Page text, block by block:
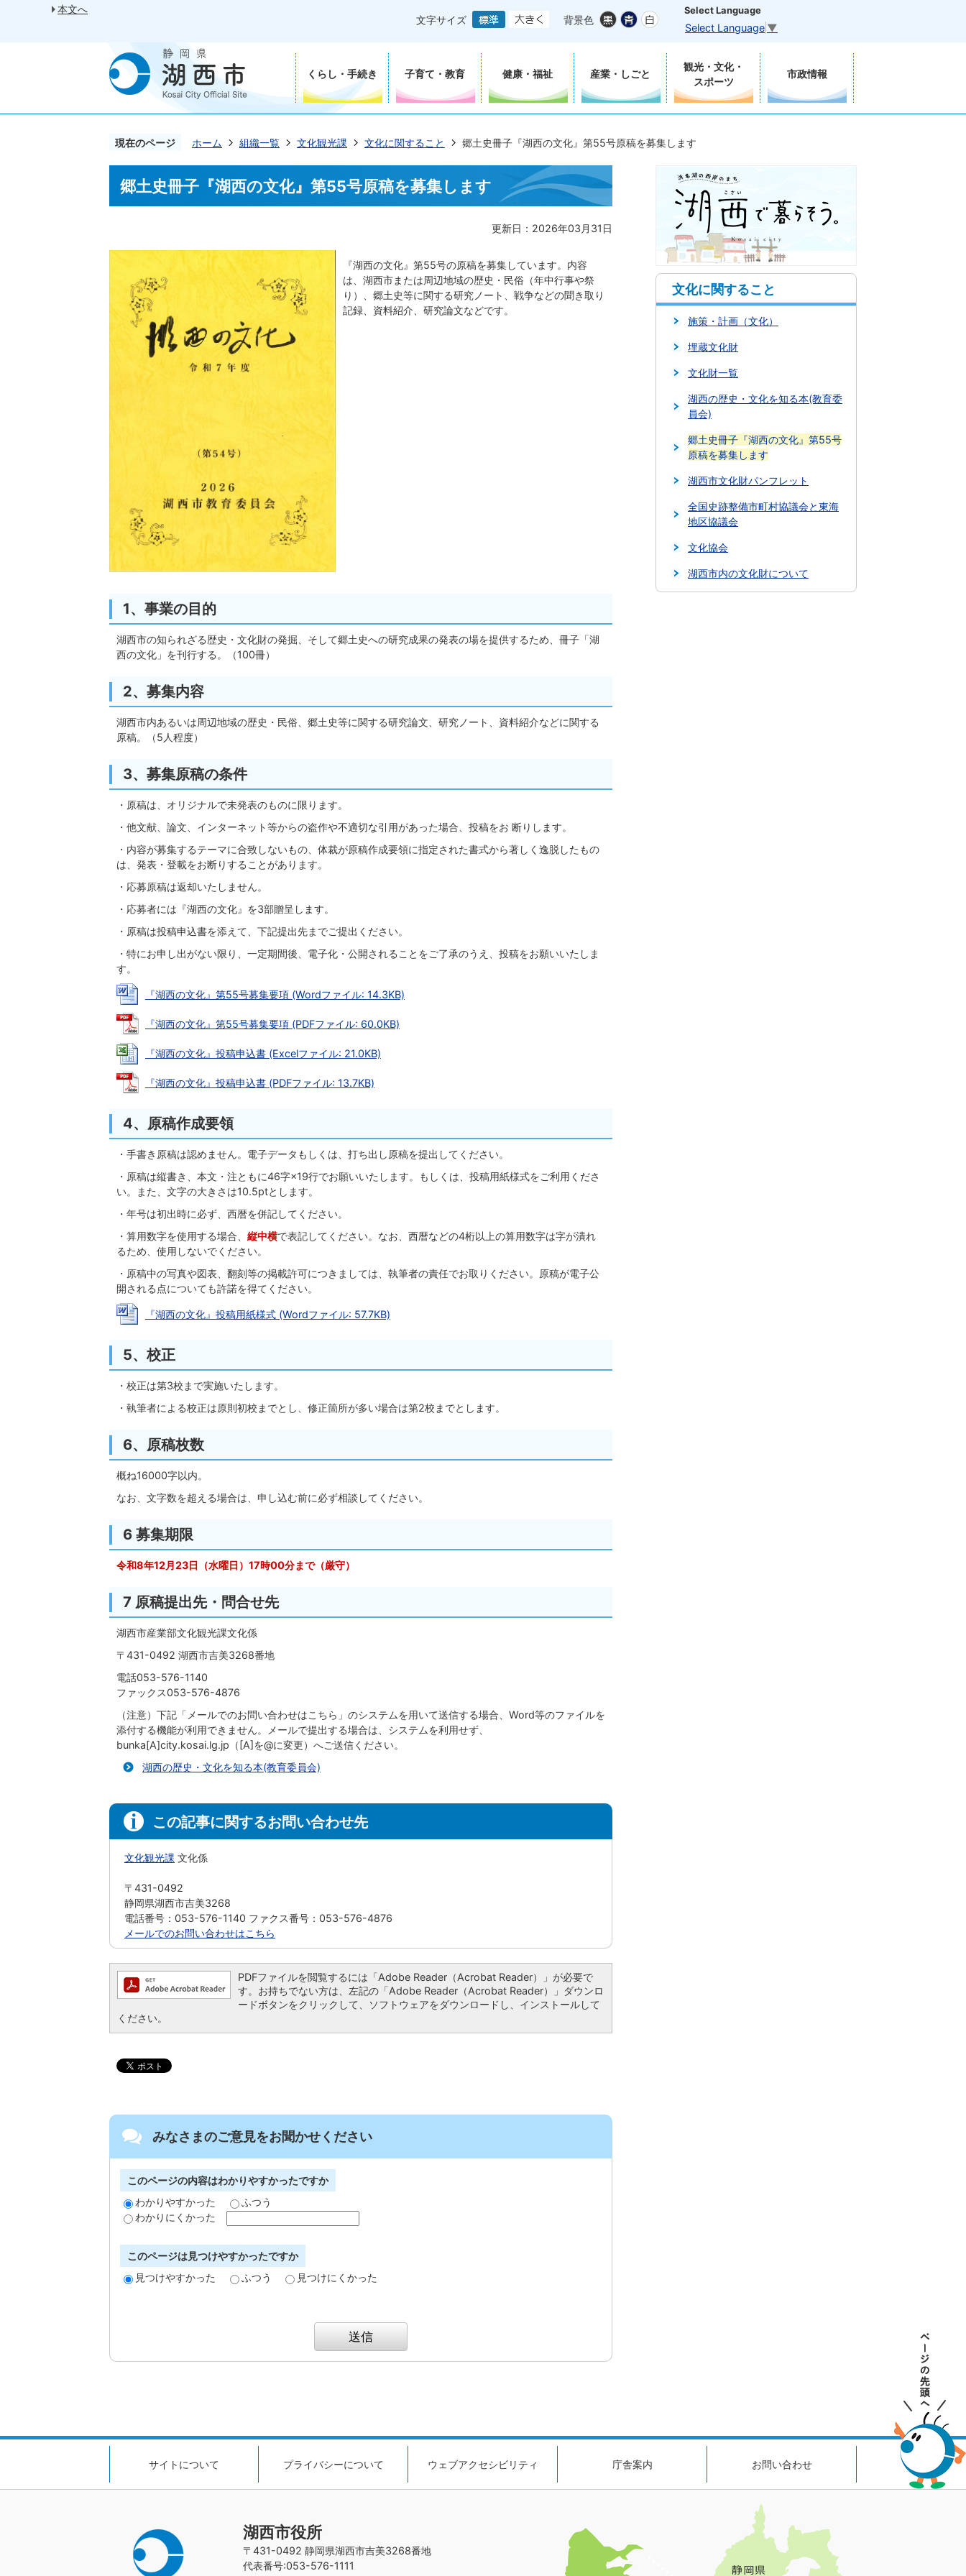
本文へ
文字サイズ
背景色
Select Language
Select Language ▼
くらし・手続き 子育て・教育 健康・福祉 産業・しごと
観光・文化・
スポーツ
市政情報
現在のページ ホーム 組織一覧 文化観光課 文化に関すること 郷土史冊子『湖西の文化』第55号原稿を募集します
郷土史冊子『湖西の文化』第55号原稿を募集します
更新日：2026年03月31日
『湖西の文化』第55号の原稿を募集しています。内容
は、湖西市または周辺地域の歴史・民俗（年中行事や祭
り）、郷土史等に関する研究ノート、戦争などの聞き取り
記録、資料紹介、研究論文などです。
1、事業の目的
湖西市の知られざる歴史・文化財の発掘、そして郷土史への研究成果の発表の場を提供するため、冊子「湖
西の文化」を刊行する。（100冊）
2、募集内容
湖西市内あるいは周辺地域の歴史・民俗、郷土史等に関する研究論文、研究ノート、資料紹介などに関する
原稿。（5人程度）
3、募集原稿の条件
・原稿は、オリジナルで未発表のものに限ります。
・他文献、論文、インターネット等からの盗作や不適切な引用があった場合、投稿をお 断りします。
・内容が募集するテーマに合致しないもの、体裁が原稿作成要領に指定された書式から著しく逸脱したもの
は、発表・登載をお断りすることがあります。
・応募原稿は返却いたしません。
・応募者には『湖西の文化』を3部贈呈します。
・原稿は投稿申込書を添えて、下記提出先までご提出ください。
・特にお申し出がない限り、一定期間後、電子化・公開されることをご了承のうえ、投稿をお願いいたしま
す。
『湖西の文化』第55号募集要項 (Wordファイル: 14.3KB)
『湖西の文化』第55号募集要項 (PDFファイル: 60.0KB)
『湖西の文化』投稿申込書 (Excelファイル: 21.0KB)
『湖西の文化』投稿申込書 (PDFファイル: 13.7KB)
4、原稿作成要領
・手書き原稿は認めません。電子データもしくは、打ち出し原稿を提出してください。
・原稿は縦書き、本文・注ともに46字×19行でお願いいたします。もしくは、投稿用紙様式をご利用くださ
い。また、文字の大きさは10.5ptとします。
・年号は初出時に必ず、西暦を併記してください。
・算用数字を使用する場合、 縦中横で表記してください。なお、西暦などの4桁以上の算用数字は字が潰れ
るため、使用しないでください。
・原稿中の写真や図表、翻刻等の掲載許可につきましては、執筆者の責任でお取りください。原稿が電子公
開される点についても許諾を得てください。
『湖西の文化』投稿用紙様式 (Wordファイル: 57.7KB)
5、校正
・校正は第3校まで実施いたします。
・執筆者による校正は原則初校までとし、修正箇所が多い場合は第2校までとします。
6、原稿枚数
概ね16000字以内。
なお、文字数を超える場合は、申し込む前に必ず相談してください。
6 募集期限
令和8年12月23日（水曜日）17時00分まで（厳守）
7 原稿提出先・問合せ先
湖西市産業部文化観光課文化係
〒431-0492 湖西市吉美3268番地
電話053-576-1140
ファックス053-576-4876
（注意）下記「メールでのお問い合わせはこちら」のシステムを用いて送信する場合、Word等のファイルを
添付する機能が利用できません。メールで提出する場合は、システムを利用せず、
bunka[A]city.kosai.lg.jp（[A]を@に変更）へご送信ください。
湖西の歴史・文化を知る本(教育委員会)
この記事に関するお問い合わせ先
文化観光課 文化係
〒431-0492
静岡県湖西市吉美3268
電話番号：053-576-1140 ファクス番号：053-576-4876
メールでのお問い合わせはこちら
PDFファイルを閲覧するには「Adobe Reader（Acrobat Reader）」が必要で
す。お持ちでない方は、左記の「Adobe Reader（Acrobat Reader）」ダウンロ
ードボタンをクリックして、ソフトウェアをダウンロードし、インストールして
ください。
みなさまのご意見をお聞かせください
このページの内容はわかりやすかったですか
わかりやすかった
ふつう
わかりにくかった
このページは見つけやすかったですか
見つけやすかった
ふつう 見つけにくかった
文化に関すること
施策・計画（文化）
埋蔵文化財
文化財一覧
湖西の歴史・文化を知る本(教育委
員会)
郷土史冊子『湖西の文化』第55号
原稿を募集します
湖西市文化財パンフレット
全国史跡整備市町村協議会と東海
地区協議会
文化協会
湖西市内の文化財について
サイトについて プライバシーについて ウェブアクセシビリティ 庁舎案内 お問い合わせ
湖西市役所
〒431-0492 静岡県湖西市吉美3268番地
代表番号:053-576-1111